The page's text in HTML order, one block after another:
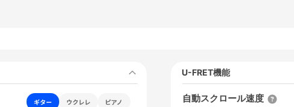
ギター ウクレレ
ピアノ
U-FRET機能
自動スクロール速度